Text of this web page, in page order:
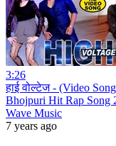
3:26
हाई वोल्टेज - (Video
Bhojpuri Hit Rap Song
Wave Music
7 years ago